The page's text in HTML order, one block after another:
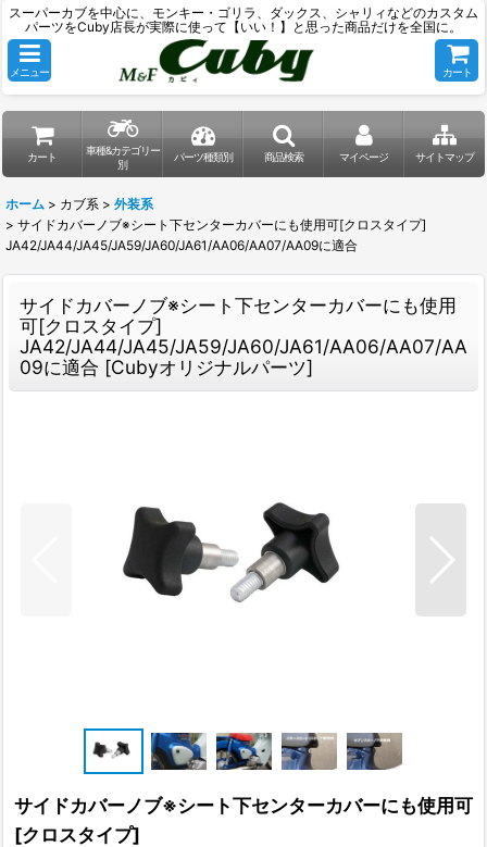
スーパーカブを中心に、モンキー・ゴリラ、ダックス、シャリィなどのカスタム
パーツをCuby店長が実際に使って【いい！】と思った商品だけを全国に。
メニュー カート
カート
車種&カテゴリー
別
パーツ種類別 商品検索 マイページ サイトマップ
ホーム > カブ系 > 外装系
> サイドカバーノブ※シート下センターカバーにも使用可[クロスタイプ]
JA42/JA44/JA45/JA59/JA60/JA61/AA06/AA07/AA09に適合
サイドカバーノブ※シート下センターカバーにも使用
可[クロスタイプ]
JA42/JA44/JA45/JA59/JA60/JA61/AA06/AA07/AA
09に適合 [Cubyオリジナルパーツ]
サイドカバーノブ※シート下センターカバーにも使用可
[クロスタイプ]